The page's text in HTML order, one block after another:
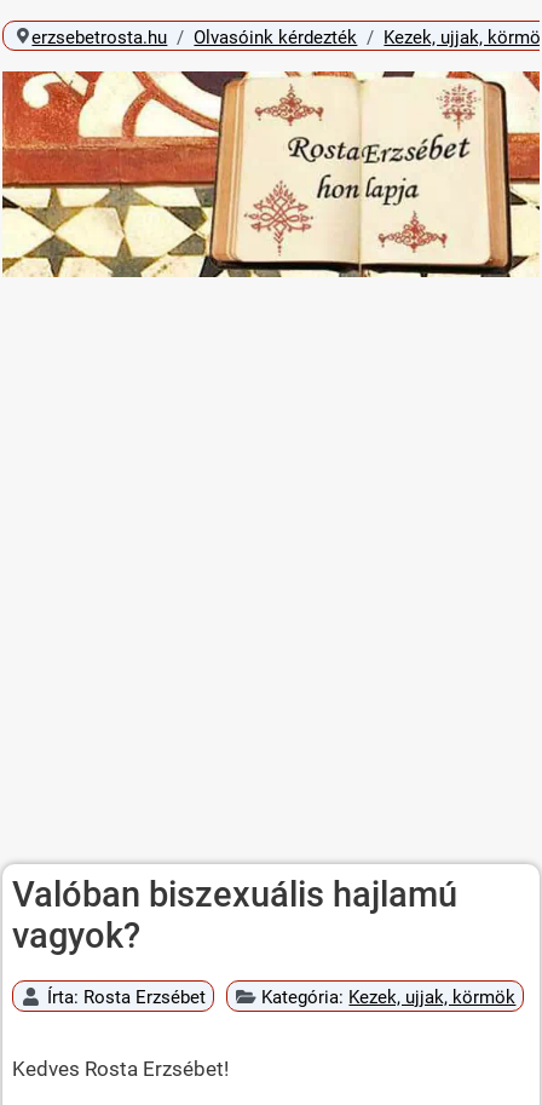
erzsebetrosta.hu Olvasóink kérdezték Kezek, ujjak,
Valóban biszexuális hajlamú
vagyok?
Írta: Rosta Erzsébet Kategória: Kezek, ujjak, körmök
Kedves Rosta Erzsébet!